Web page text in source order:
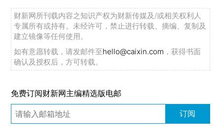
财新网所刊载内容之知识产权为财新传媒及/或相关权利人
专属所有或持有。未经许可，禁止进行转载、摘编、复制及
建立镜像等任何使用。
如有意愿转载，请发邮件至hello@caixin.com ，获得书面
确认及授权后，方可转载。
免费订阅财新网主编精选版电邮
订阅